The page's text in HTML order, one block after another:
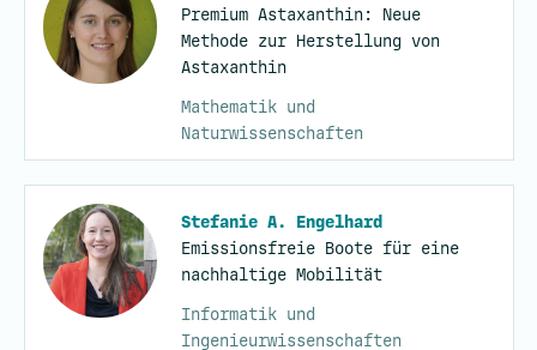
Premium Astaxanthin: Neue
Methode zur Herstellung von
Astaxanthin
Mathematik und
Naturwissenschaften
Stefanie A. Engelhard
Emissionsfreie Boote für eine
nachhaltige Mobilität
Informatik und
Ingenieurwissenschaften